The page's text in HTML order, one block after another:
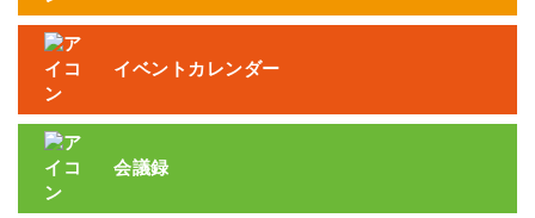
イベントカレンダー
会議録